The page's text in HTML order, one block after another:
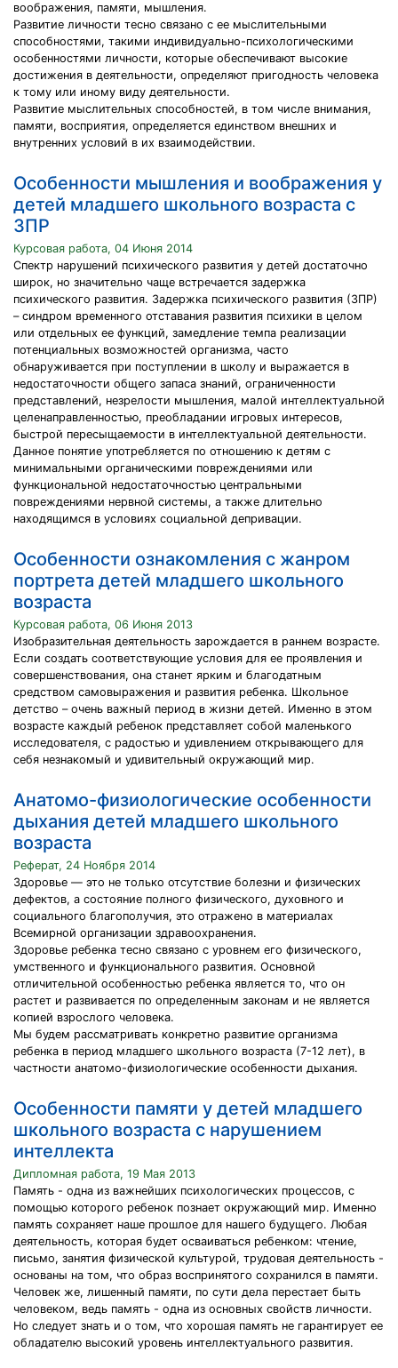
воображения, памяти, мышления.
Развитие личности тесно связано с ее мыслительными
способностями, такими индивидуально-психологическими
особенностями личности, которые обеспечивают высокие
достижения в деятельности, определяют пригодность человека
к тому или иному виду деятельности.
Развитие мыслительных способностей, в том числе внимания,
памяти, восприятия, определяется единством внешних и
внутренних условий в их взаимодействии.
Особенности мышления и воображения у
детей младшего школьного возраста с
ЗПР
Курсовая работа, 04 Июня 2014
Спектр нарушений психического развития у детей достаточно
широк, но значительно чаще встречается задержка
психического развития. Задержка психического развития (ЗПР)
– синдром временного отставания развития психики в целом
или отдельных ее функций, замедление темпа реализации
потенциальных возможностей организма, часто
обнаруживается при поступлении в школу и выражается в
недостаточности общего запаса знаний, ограниченности
представлений, незрелости мышления, малой интеллектуальной
целенаправленностью, преобладании игровых интересов,
быстрой пересыщаемости в интеллектуальной деятельности.
Данное понятие употребляется по отношению к детям с
минимальными органическими повреждениями или
функциональной недостаточностью центральными
повреждениями нервной системы, а также длительно
находящимся в условиях социальной депривации.
Особенности ознакомления с жанром
портрета детей младшего школьного
возраста
Курсовая работа, 06 Июня 2013
Изобразительная деятельность зарождается в раннем возрасте.
Если создать соответствующие условия для ее проявления и
совершенствования, она станет ярким и благодатным
средством самовыражения и развития ребенка. Школьное
детство – очень важный период в жизни детей. Именно в этом
возрасте каждый ребенок представляет собой маленького
исследователя, с радостью и удивлением открывающего для
себя незнакомый и удивительный окружающий мир.
Анатомо-физиологические особенности
дыхания детей младшего школьного
возраста
Реферат, 24 Ноября 2014
Здоровье — это не только отсутствие болезни и физических
дефектов, а состояние полного физического, духовного и
социального благополучия, это отражено в материалах
Всемирной организации здравоохранения.
Здоровье ребенка тесно связано с уровнем его физического,
умственного и функционального развития. Основной
отличительной особенностью ребенка является то, что он
растет и развивается по определенным законам и не является
копией взрослого человека.
Мы будем рассматривать конкретно развитие организма
ребенка в период младшего школьного возраста (7-12 лет), в
частности анатомо-физиологические особенности дыхания.
Особенности памяти у детей младшего
школьного возраста с нарушением
интеллекта
Дипломная работа, 19 Мая 2013
Память - одна из важнейших психологических процессов, с
помощью которого ребенок познает окружающий мир. Именно
память сохраняет наше прошлое для нашего будущего. Любая
деятельность, которая будет осваиваться ребенком: чтение,
письмо, занятия физической культурой, трудовая деятельность -
основаны на том, что образ воспринятого сохранился в памяти.
Человек же, лишенный памяти, по сути дела перестает быть
человеком, ведь память - одна из основных свойств личности.
Но следует знать и о том, что хорошая память не гарантирует ее
обладателю высокий уровень интеллектуального развития.